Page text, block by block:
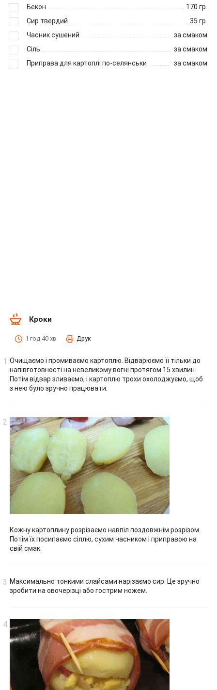
Бекон
170 гр.
Сир твердий
35 гр.
Часник сушений
за смаком
Сіль
за смаком
Приправа для картоплі по-селянськи
за смаком
Кроки
1 год 40 хв Друк
Очищаємо і промиваємо картоплю. Відварюємо її тільки до
напівготовності на невеликому вогні протягом 15 хвилин.
Потім відвар зливаємо, і картоплю трохи охолоджуємо, щоб
з нею було зручно працювати.
Кожну картоплину розрізаємо навпіл поздовжнім розрізом.
Потім їх посипаємо сіллю, сухим часником і приправою на
свій смак.
Максимально тонкими слайсами нарізаємо сир. Це зручно
зробити на овочерізці або гострим ножем.